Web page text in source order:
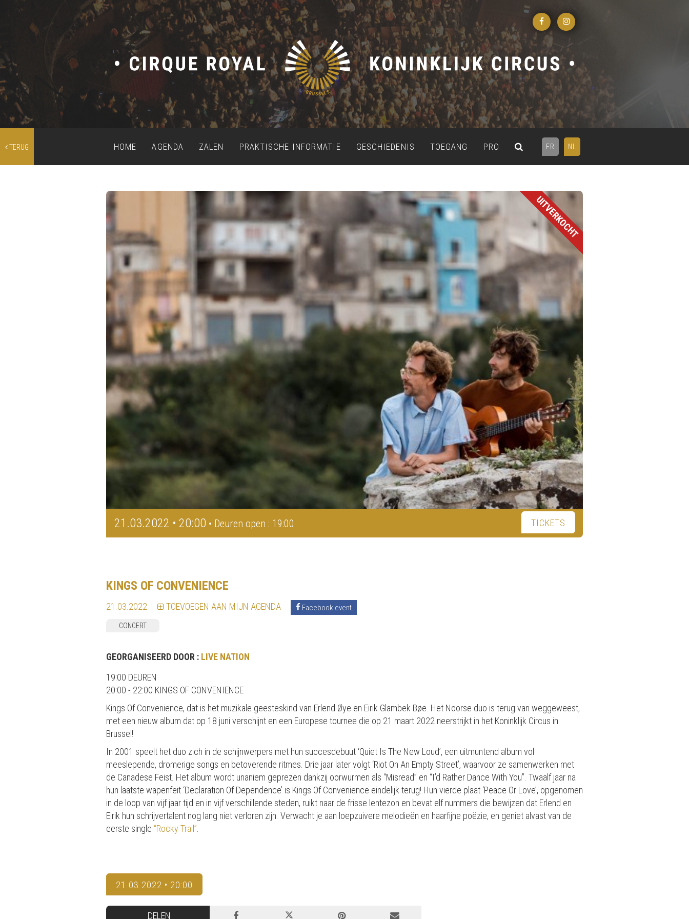
TERUG FR NL
HOME AGENDA ZALEN PRAKTISCHE INFORMATIE GESCHIEDENIS TOEGANG PRO
UITVERKOCHT
21.03.2022 • 20:00 • Deuren open : 19:00 TICKETS
KINGS OF CONVENIENCE
21.03.2022 TOEVOEGEN AAN MIJN AGENDA Facebook event
CONCERT
GEORGANISEERD DOOR : LIVE NATION
19:00 DEUREN
20:00 - 22:00 KINGS OF CONVENIENCE
Kings Of Convenience, dat is het muzikale geesteskind van Erlend Øye en Eirik Glambek Bøe. Het Noorse duo is terug van weggeweest,
met een nieuw album dat op 18 juni verschijnt en een Europese tournee die op 21 maart 2022 neerstrijkt in het Koninklijk Circus in
Brussel!
In 2001 speelt het duo zich in de schijnwerpers met hun succesdebuut ‘Quiet Is The New Loud’, een uitmuntend album vol
meeslepende, dromerige songs en betoverende ritmes. Drie jaar later volgt ‘Riot On An Empty Street’, waarvoor ze samenwerken met
de Canadese Feist. Het album wordt unaniem geprezen dankzij oorwurmen als “Misread” en “I’d Rather Dance With You”. Twaalf jaar na
hun laatste wapenfeit ‘Declaration Of Dependence’ is Kings Of Convenience eindelijk terug! Hun vierde plaat ‘Peace Or Love’, opgenomen
in de loop van vijf jaar tijd en in vijf verschillende steden, ruikt naar de frisse lentezon en bevat elf nummers die bewijzen dat Erlend en
Eirik hun schrijvertalent nog lang niet verloren zijn. Verwacht je aan loepzuivere melodieën en haarfijne poëzie, en geniet alvast van de
eerste single “Rocky Trail”
21.03.2022 • 20:00
DELEN